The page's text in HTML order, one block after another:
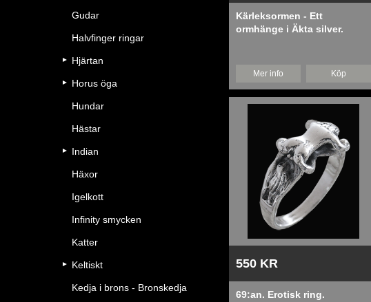
Gudar
Halvfinger ringar
Hjärtan
Horus öga
Hundar
Hästar
Indian
Häxor
Igelkott
Infinity smycken
Katter
Keltiskt
Kedja i brons - Bronskedja
Kärleksormen - Ett
ormhänge i Äkta silver.
Mer info Köp
550 KR
69:an. Erotisk ring.